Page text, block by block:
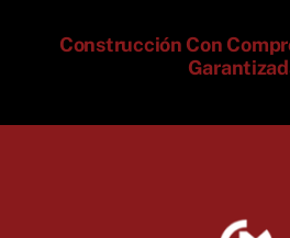
Construcción Con